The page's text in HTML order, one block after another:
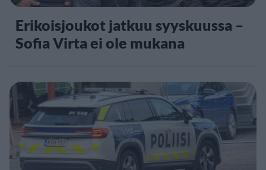
Erikoisjoukot jatkuu syyskuussa –
Sofia Virta ei ole mukana